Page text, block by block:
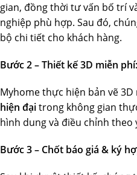
gian, đồng thời tư vấn bố trí
nghiệp phù hợp. Sau đó,
bộ chi tiết cho khách hàng.
Bước 2 – Thiết kế 3D miễn phí:
Myhome thực hiện bản vẽ
hiện đạitrong không gian
hình dung và điều chỉnh
Bước 3 – Chốt báo giá & ký